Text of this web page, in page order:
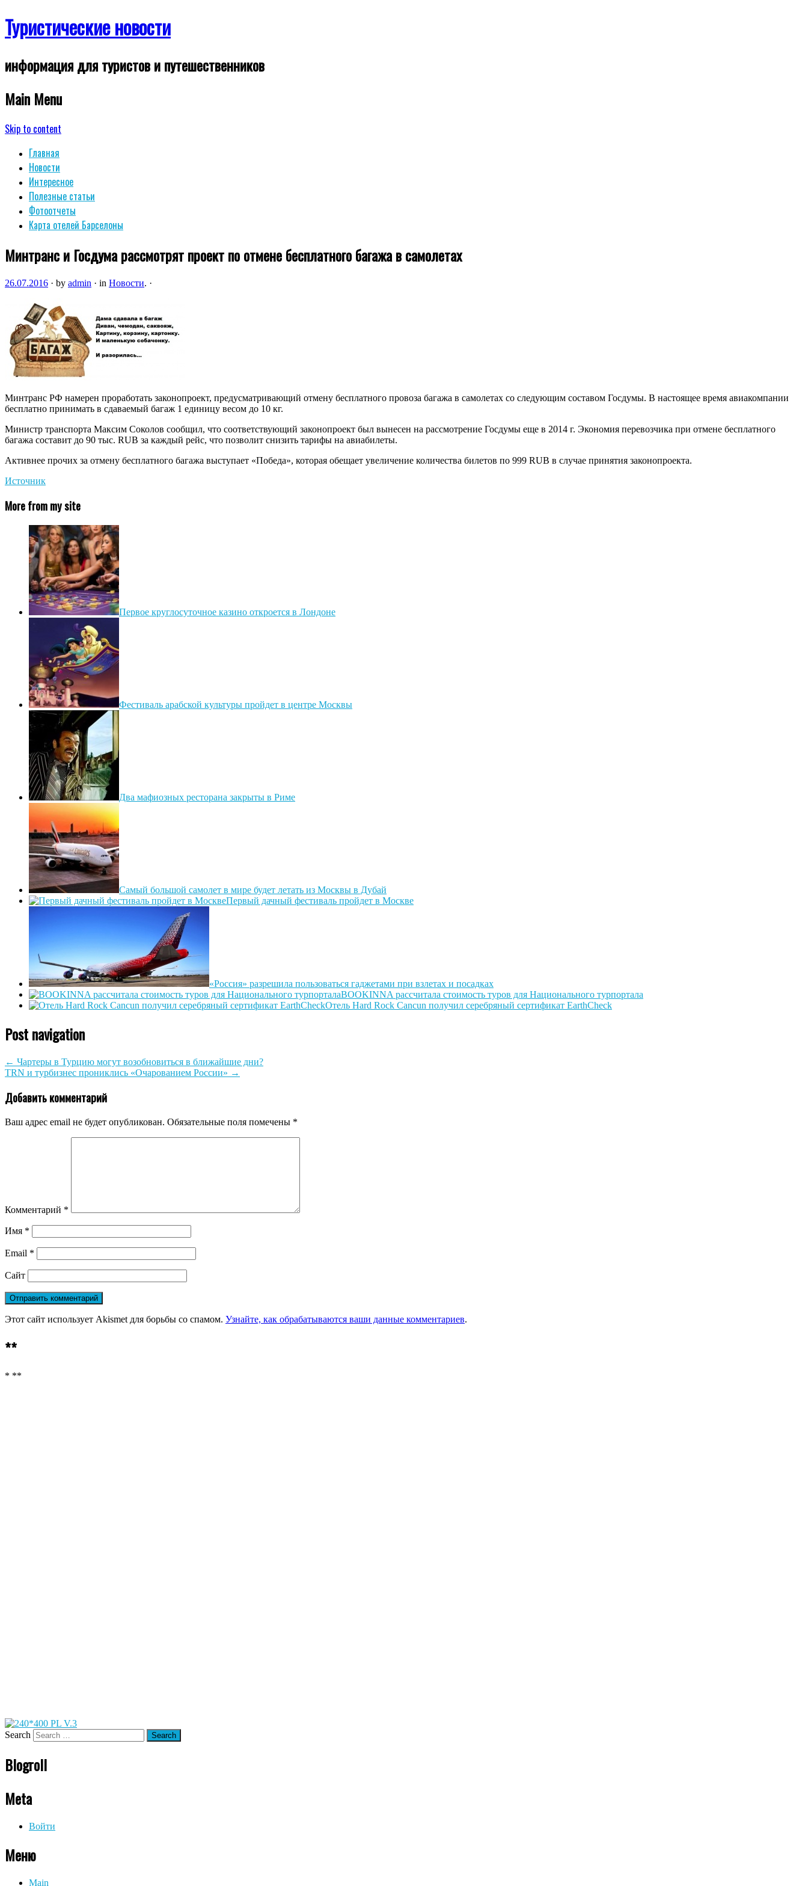
Туристические новости
информация для туристов и путешественников
Main Menu
Skip to content
Главная
Новости
Интересное
Полезные статьи
Фотоотчеты
Карта отелей Барселоны
Минтранс и Госдума рассмотрят проект по отмене бесплатного багажа в самолетах
26.07.2016 · by admin · in Новости. ·
Минтранс РФ намерен проработать законопроект, предусматривающий отмену бесплатного провоза багажа в самолетах со следующим составом Госдумы. В настоящее время авиакомпании
бесплатно принимать в сдаваемый багаж 1 единицу весом до 10 кг.
Министр транспорта Максим Соколов сообщил, что соответствующий законопроект был вынесен на рассмотрение Госдумы еще в 2014 г. Экономия перевозчика при отмене бесплатного
багажа составит до 90 тыс. RUB за каждый рейс, что позволит снизить тарифы на авиабилеты.
Активнее прочих за отмену бесплатного багажа выступает «Победа», которая обещает увеличение количества билетов по 999 RUB в случае принятия законопроекта.
Источник
More from my site
Первое круглосуточное казино откроется в Лондоне
Фестиваль арабской культуры пройдет в центре Москвы
Два мафиозных ресторана закрыты в Риме
Самый большой самолет в мире будет летать из Москвы в Дубай
Первый дачный фестиваль пройдет в Москве
«Россия» разрешила пользоваться гаджетами при взлетах и посадках
BOOKINNA рассчитала стоимость туров для Национального турпортала
Отель Hard Rock Cancun получил серебряный сертификат EarthCheck
Post navigation
← Чартеры в Турцию могут возобновиться в ближайшие дни?
TRN и турбизнес прониклись «Очарованием России» →
Добавить комментарий
Ваш адрес email не будет опубликован. Обязательные поля помечены *
Комментарий *
Имя *
Email *
Сайт
Этот сайт использует Akismet для борьбы со спамом. Узнайте, как обрабатываются ваши данные комментариев.
**
* **
Search
Blogroll
Meta
Войти
Меню
Main